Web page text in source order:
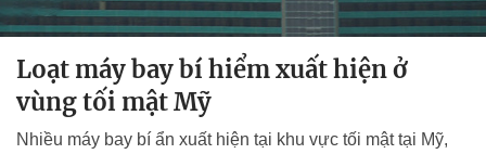
Loạt máy bay bí hiểm xuất hiện ở
vùng tối mật Mỹ
Nhiều máy bay bí ẩn xuất hiện tại khu vực tối mật tại Mỹ,